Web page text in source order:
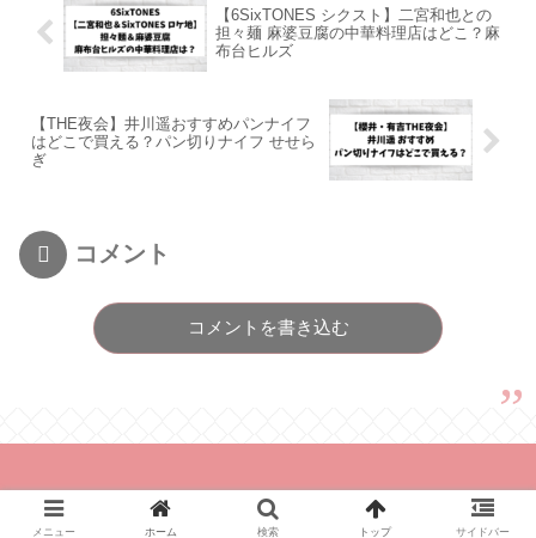
【6SixTONES シクスト】二宮和也との
担々麺 麻婆豆腐の中華料理店はどこ？麻
布台ヒルズ
【THE夜会】井川遥おすすめパンナイフ
はどこで買える？パン切りナイフ せせら
ぎ
コメント
コメントを書き込む
© 2021 とれんどあんど.
メニュー ホーム 検索 トップ サイドバー